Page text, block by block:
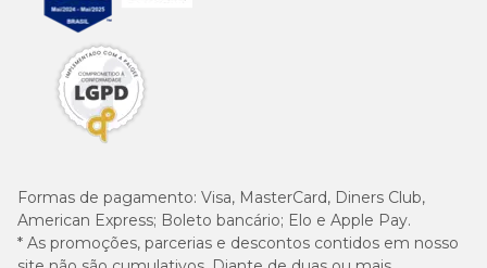
Formas de pagamento: Visa, MasterCard, Diners Club,
American Express; Boleto bancário; Elo e Apple Pay.
* As promoções, parcerias e descontos contidos em nosso